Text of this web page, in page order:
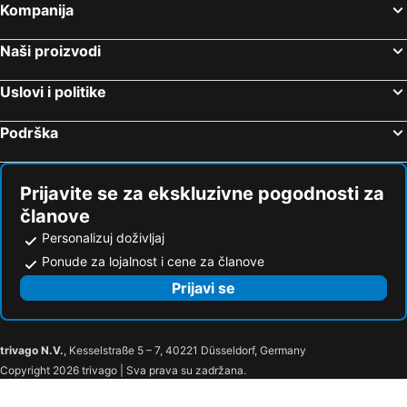
Kompanija
Naši proizvodi
Uslovi i politike
Podrška
Prijavite se za ekskluzivne pogodnosti za
članove
Personalizuj doživljaj
Ponude za lojalnost i cene za članove
Prijavi se
trivago N.V., Kesselstraße 5 – 7, 40221 Düsseldorf, Germany
Copyright 2026 trivago | Sva prava su zadržana.